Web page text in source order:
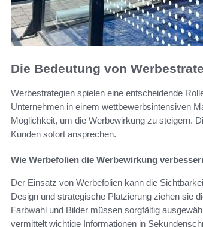
Die Bedeutung von
Werbestrategien spielen eine entscheidende
Unternehmen in einem wettbewerbsintensiven
Möglichkeit, um die Werbewirkung zu steigern.
Kunden sofort ansprechen.
Wie Werbefolien die Werbewirkung
Der Einsatz von Werbefolien kann die
Design und strategische Platzierung ziehen sie
Farbwahl und Bilder müssen sorgfältig
vermittelt wichtige Informationen in